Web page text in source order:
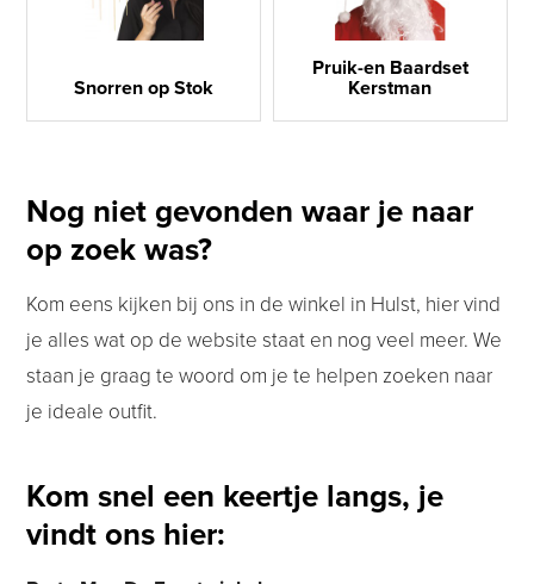
Snorren op Stok
Pruik-en Baardset
Kerstman
Nog niet gevonden waar je naar
op zoek was?
Kom eens kijken bij ons in de winkel in Hulst, hier vind
je alles wat op de website staat en nog veel meer. We
staan je graag te woord om je te helpen zoeken naar
je ideale outfit.
Kom snel een keertje langs, je
vindt ons hier: